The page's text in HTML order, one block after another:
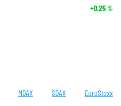
+0,25%
MDAX SDAX EuroStoxx